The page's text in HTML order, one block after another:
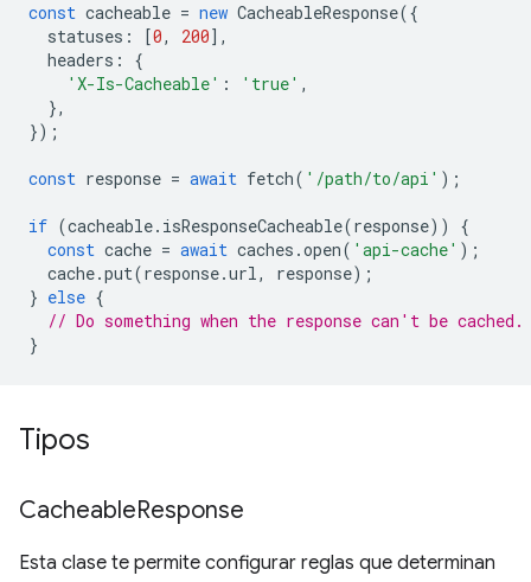
const cacheable = new CacheableResponse({
statuses : [0, 200],
headers :
{
'X-Is-Cacheable' : 'true' ,
},
});
const response = await fetch( '/path/to/api' );
if (cacheable. isResponseCacheable(response))
{
const cache = await caches .open( 'api-cache' );
cache.put(response.url, response);
} else {
// Do something when the response can't be cached.
}
Tipos
CacheableResponse
Esta clase te permite configurar reglas que determinan